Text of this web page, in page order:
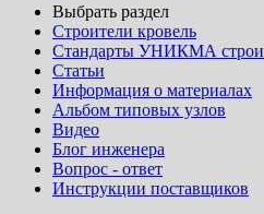
Выбрать раздел
Строители кровель
Стандарты УНИКМА
Статьи
Информация о материалах
Альбом типовых узлов
Видео
Блог инженера
Вопрос - ответ
Инструкции поставщиков